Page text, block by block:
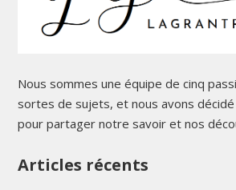
Nous sommes une équipe de cinq
sortes de sujets, et nous avons
pour partager notre savoir et nos
Articles récents